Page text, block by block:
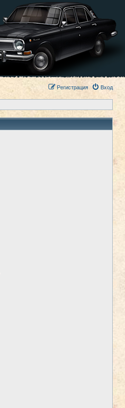
Вход
Регистрация